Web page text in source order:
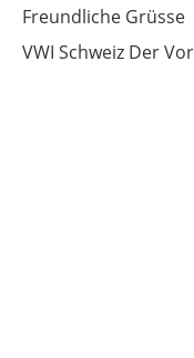
Freundliche Grüsse
VWI Schweiz Der